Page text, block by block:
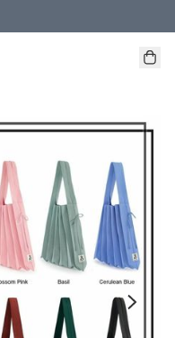
地送貨、本地取貨 )